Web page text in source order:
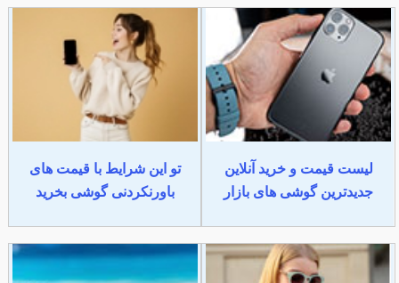
لیست قیمت و خرید آنلاین
جدیدترین گوشی های بازار
تو این شرایط با قیمت های
باورنکردنی گوشی بخرید